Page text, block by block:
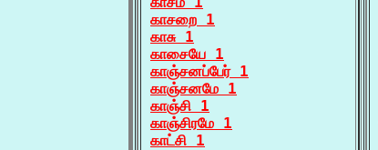
காசறை 1
காசு 1
காசையே 1
காஞ்சனப்பேர் 1
காஞ்சனமே 1
காஞ்சி 1
காஞ்சிரமே 1
காட்சி 1